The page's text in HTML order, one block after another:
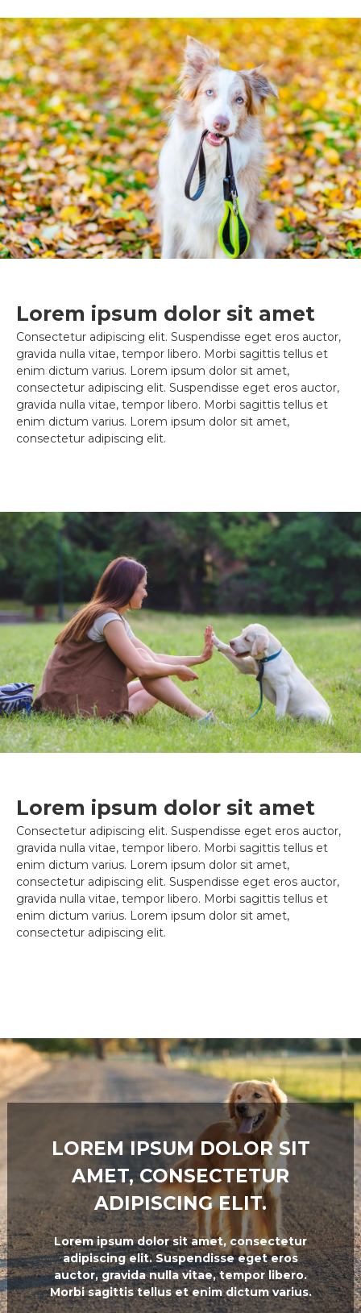
Lorem ipsum dolor sit amet
Consectetur adipiscing elit. Suspendisse eget eros auctor,
gravida nulla vitae, tempor libero. Morbi sagittis tellus et
enim dictum varius. Lorem ipsum dolor sit amet,
consectetur adipiscing elit. Suspendisse eget eros auctor,
gravida nulla vitae, tempor libero. Morbi sagittis tellus et
enim dictum varius. Lorem ipsum dolor sit amet,
consectetur adipiscing elit.
Lorem ipsum dolor sit amet
Consectetur adipiscing elit. Suspendisse eget eros auctor,
gravida nulla vitae, tempor libero. Morbi sagittis tellus et
enim dictum varius. Lorem ipsum dolor sit amet,
consectetur adipiscing elit. Suspendisse eget eros auctor,
gravida nulla vitae, tempor libero. Morbi sagittis tellus et
enim dictum varius. Lorem ipsum dolor sit amet,
consectetur adipiscing elit.
LOREM IPSUM DOLOR SIT
AMET, CONSECTETUR
ADIPISCING ELIT.
Lorem ipsum dolor sit amet, consectetur
adipiscing elit. Suspendisse eget eros
auctor, gravida nulla vitae, tempor libero.
Morbi sagittis tellus et enim dictum varius.